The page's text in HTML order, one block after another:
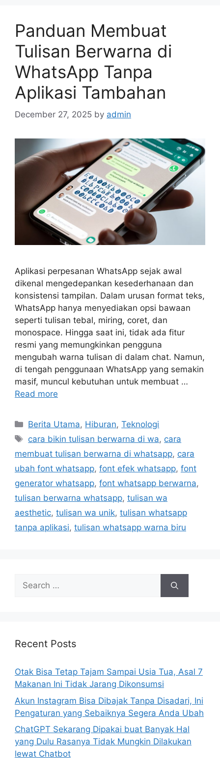
Panduan Membuat
Tulisan Berwarna di
WhatsApp Tanpa
Aplikasi Tambahan
December 27, 2025 by admin
Aplikasi perpesanan WhatsApp sejak awal
dikenal mengedepankan kesederhanaan dan
konsistensi tampilan. Dalam urusan format teks,
WhatsApp hanya menyediakan opsi bawaan
seperti tulisan tebal, miring, coret, dan
monospace. Hingga saat ini, tidak ada fitur
resmi yang memungkinkan pengguna
mengubah warna tulisan di dalam chat. Namun,
di tengah penggunaan WhatsApp yang semakin
masif, muncul kebutuhan untuk membuat …
Read more
C
a
e
g
o
r
i
s
Berita Utama, Hiburan,Teknologi
T
a
s
cara bikin tulisan berwarna di wa, cara
membuat tulisan berwarna di whatsapp, cara
ubah font whatsapp, font efek whatsapp, font
generator whatsapp, font whatsapp berwarna,
tulisan berwarna whatsapp, tulisan wa
aesthetic, tulisan wa unik, tulisan whatsapp
tanpa aplikasi, tulisan whatsapp warna biru
h
r
:
Recent Posts
Otak Bisa Tetap Tajam Sampai Usia Tua, Asal 7
Makanan Ini Tidak Jarang Dikonsumsi
Akun Instagram Bisa Dibajak Tanpa Disadari, Ini
Pengaturan yang Sebaiknya Segera Anda Ubah
ChatGPT Sekarang Dipakai buat Banyak Hal
yang Dulu Rasanya Tidak Mungkin Dilakukan
lewat Chatbot